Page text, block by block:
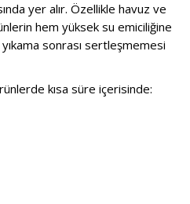
yer alır. Özellikle havuz ve
hem yüksek su emiciliğine
sonrası sertleşmemesi
kısa süre içerisinde: